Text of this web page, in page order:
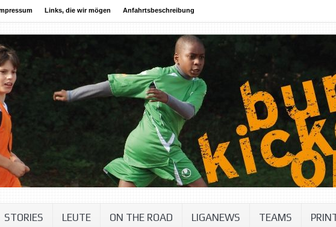
Links, die wir mögen Anfahrtsbeschreibung
STORIES LEUTE ON THE ROAD LIGANEWS TEAMS